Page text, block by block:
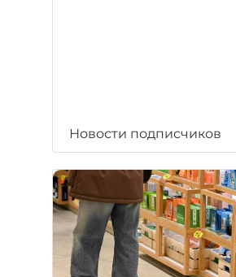
Новости подписчиков